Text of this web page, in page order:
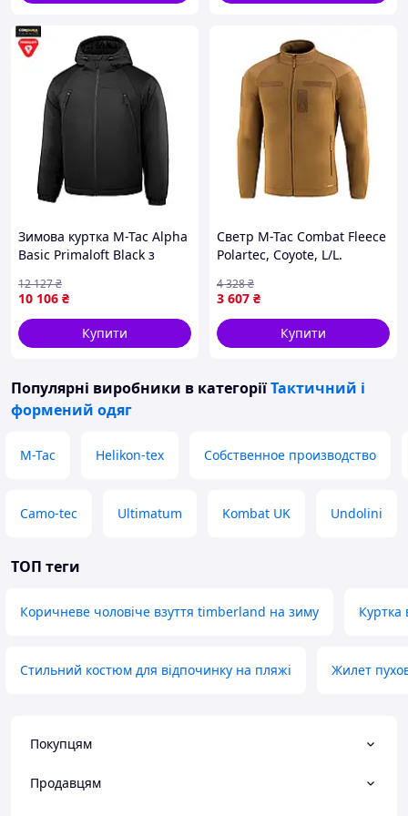
Зимова куртка M-Tac Alpha
Basic Primaloft Black з
-20°C.
10 106 ₴
12 127₴
Купити
Светр M-Tac Combat Fleece
Polartec, Coyote, L/L.
тактичний.
3 607 ₴
4 328₴
Купити
Популярні виробники в категоріїТактичний і
формений одяг
M-Tac Helikon-tex Собственное производство
Camo-tec Ultimatum Kombat UK Undolini
ТОП теги
Коричневе чоловіче взуття timberland на зиму Куртка
Стильний костюм для відпочинку на пляжі Жилет
Покупцям
Продавцям